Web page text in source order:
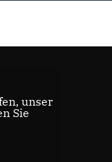
unser
Sie